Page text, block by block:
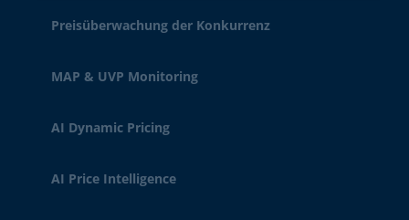
Preisüberwachung der Konkurrenz
MAP & UVP Monitoring
AI Dynamic Pricing
AI Price Intelligence